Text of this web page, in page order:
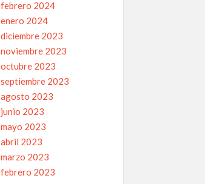
febrero 2024
enero 2024
diciembre 2023
noviembre 2023
octubre 2023
septiembre 2023
agosto 2023
junio 2023
mayo 2023
abril 2023
marzo 2023
febrero 2023